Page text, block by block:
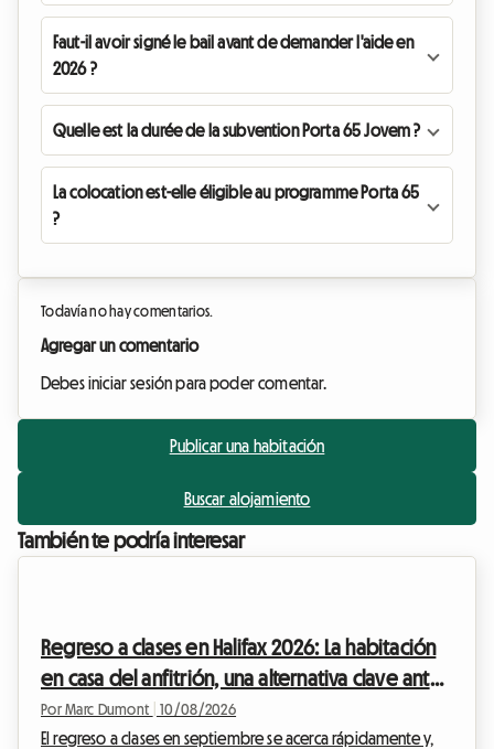
Faut-il avoir signé le bail avant de demander l'aide en
2026 ?
Quelle est la durée de la subvention Porta 65 Jovem ?
La colocation est-elle éligible au programme Porta 65
?
Todavía no hay comentarios.
Agregar un comentario
Debes iniciar sesión para poder comentar.
Publicar una habitación
Buscar alojamiento
También te podría interesar
Regreso a clases en Halifax 2026: La habitación
en casa del anfitrión, una alternativa clave ante
la escasez
Por Marc Dumont 10/08/2026
El regreso a clases en septiembre se acerca rápidamente y,